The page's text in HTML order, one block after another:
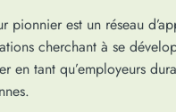
pionnier est un réseau
cherchant à se
en tant qu’employeurs